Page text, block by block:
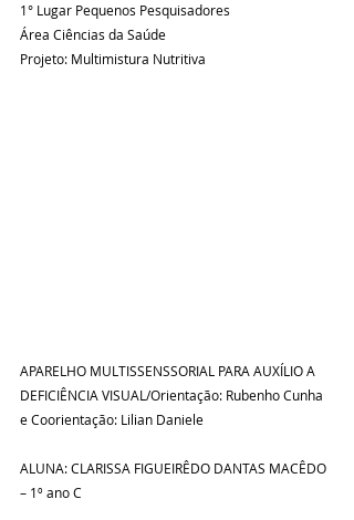
1° Lugar Pequenos Pesquisadores
Área Ciências da Saúde
Projeto: Multimistura Nutritiva
APARELHO MULTISSENSSORIAL PARA AUXÍLIO A
DEFICIÊNCIA VISUAL/Orientação: Rubenho Cunha
e Coorientação: Lilian Daniele
ALUNA: CLARISSA FIGUEIRÊDO DANTAS MACÊDO
– 1º ano C